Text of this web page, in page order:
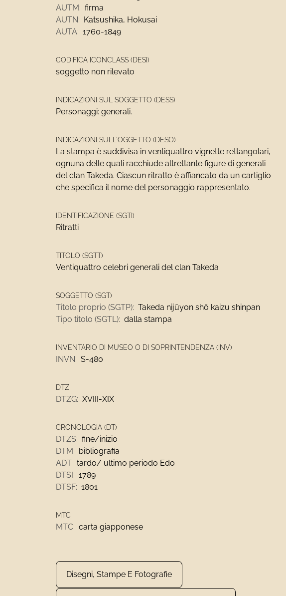
AUTM: firma
AUTN: Katsushika, Hokusai
AUTA: 1760-1849
CODIFICA ICONCLASS (DESI)
soggetto non rilevato
INDICAZIONI SUL SOGGETTO (DESS)
Personaggi: generali.
INDICAZIONI SULL'OGGETTO (DESO)
La stampa è suddivisa in ventiquattro vignette rettangolari,
ognuna delle quali racchiude altrettante figure di generali
del clan Takeda. Ciascun ritratto è affiancato da un cartiglio
che specifica il nome del personaggio rappresentato.
IDENTIFICAZIONE (SGTI)
Ritratti
TITOLO (SGTT)
Ventiquattro celebri generali del clan Takeda
SOGGETTO (SGT)
Titolo proprio (SGTP): Takeda nijūyon shō kaizu shinpan
Tipo titolo (SGTL): dalla stampa
INVENTARIO DI MUSEO O DI SOPRINTENDENZA (INV)
INVN: S-480
DTZ
DTZG: XVIII-XIX
CRONOLOGIA (DT)
DTZS: fine/inizio
DTM: bibliografia
ADT: tardo/ ultimo periodo Edo
DTSI: 1789
DTSF: 1801
MTC
MTC: carta giapponese
Disegni, Stampe E Fotografie